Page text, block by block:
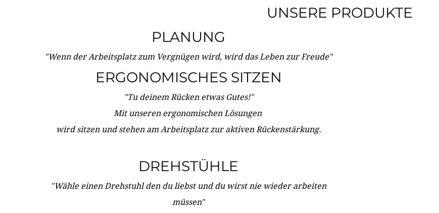
UNSERE PRODUKTE
PLANUNG
"Wenn der Arbeitsplatz zum Vergnügen wird, wird das Leben zur Freude"
ERGONOMISCHES SITZEN
"Tu deinem Rücken etwas Gutes!"
Mit unseren ergonomischen Lösungen
wird sitzen und stehen am Arbeitsplatz zur aktiven Rückenstärkung.
DREHSTÜHLE
"Wähle einen Drehstuhl den du liebst und du wirst nie wieder arbeiten
müssen"